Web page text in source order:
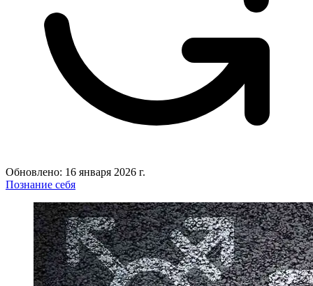
Обновлено: 16 января 2026 г.
Познание себя